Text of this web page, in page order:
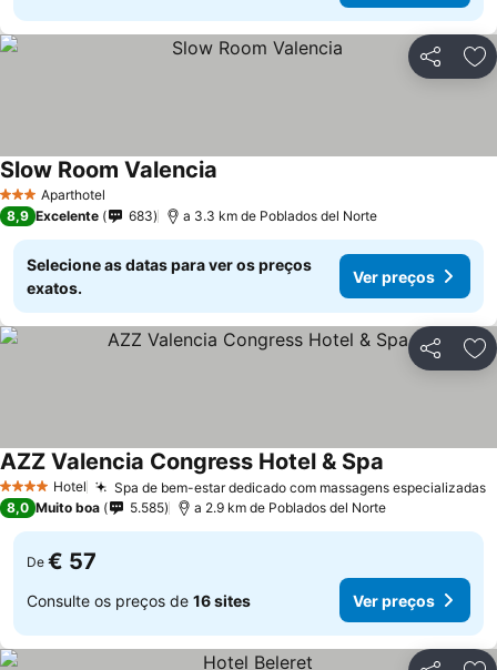
Partilhar
3 EstrelasAparthotel
Slow Room Valencia
8,9 Excelente 683 a 3.3 km de Poblados del Norte
Selecione as datas para ver os preços
exatos.
Ver preços
Partilhar
4 EstrelasHotel Spa de bem-estar dedicado com massagens especializadas
AZZ Valencia Congress Hotel & Spa
8,0 Muito boa 5.585 a 2.9 km de Poblados del Norte
De € 57
Consulte os preços de 16 sites Ver preços